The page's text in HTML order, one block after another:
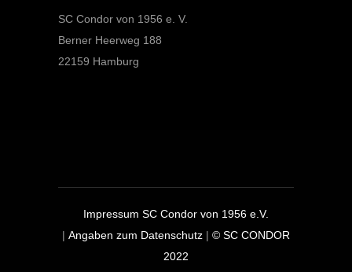
SC Condor von 1956 e. V.
Berner Heerweg 188
22159 Hamburg
Impressum SC Condor von 1956 e.V.
| Angaben zum Datenschutz | © SC CONDOR
2022